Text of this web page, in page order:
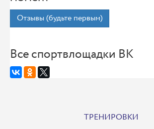
Отзывы (будьте первым)
Все спортвлощадки ВК
ТРЕНИРОВКИ